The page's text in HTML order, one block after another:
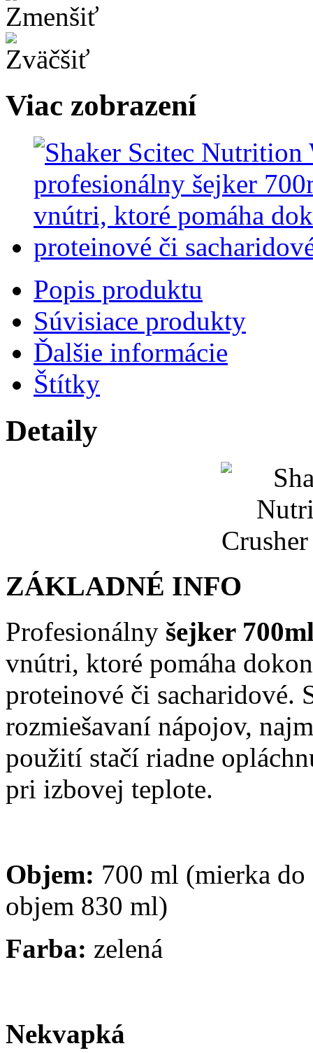
Viac zobrazení
Popis produktu
Súvisiace produkty
Ďalšie informácie
Štítky
Detaily
ZÁKLADNÉ INFO
Profesionálny šejker
vnútri, ktoré pomáha
proteinové či sacharidové.
rozmiešavaní nápojov,
použití stačí riadne
pri izbovej teplote.
Objem: 700 ml (mierka
objem 830 ml)
Farba: zelená
Nekvapká